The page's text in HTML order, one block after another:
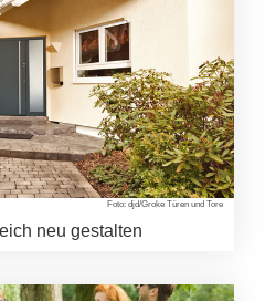
Foto: djd/Groke Türen und Tore
neu gestalten